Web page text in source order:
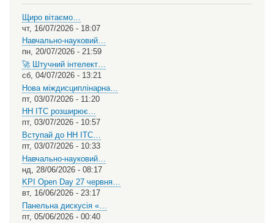
Щиро вітаємо…
чт, 16/07/2026 - 18:07
Навчально-науковий…
пн, 20/07/2026 - 21:59
🚀 Штучний інтелект…
сб, 04/07/2026 - 13:21
Нова міждисциплінарна…
пт, 03/07/2026 - 11:20
НН ІТС розширює…
пт, 03/07/2026 - 10:57
Вступай до НН ІТС…
пт, 03/07/2026 - 10:33
Навчально-науковий…
нд, 28/06/2026 - 08:17
KPI Open Day 27 червня…
вт, 16/06/2026 - 23:17
Панельна дискусія «…
пт, 05/06/2026 - 00:40